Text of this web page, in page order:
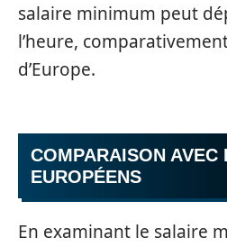
salaire minimum peut
l’heure,
d’Europe.
COMPARAISON AVEC
EUROPÉENS
En examinant le salaire